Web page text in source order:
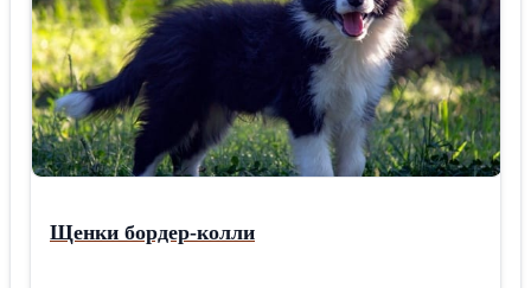
эксплуатационной колонны…114, 146, 168; - габаритные
размеры: длина 16058 мм, диаметр Ø89 мм; - масса 22,2 кг;
- рабочий диапазон пропускной способности до 200 м3/
сут.
Щенки бордер-колли